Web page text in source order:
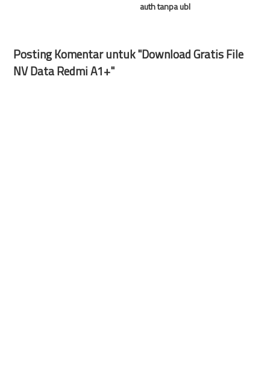
auth tanpa ubl
Posting Komentar untuk "Download Gratis File
NV Data Redmi A1+"